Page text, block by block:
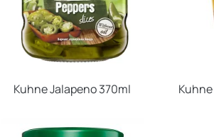
Kuhne Jalapeno 370ml